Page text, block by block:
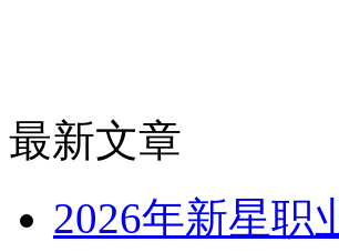
最新文章
2026年新星职